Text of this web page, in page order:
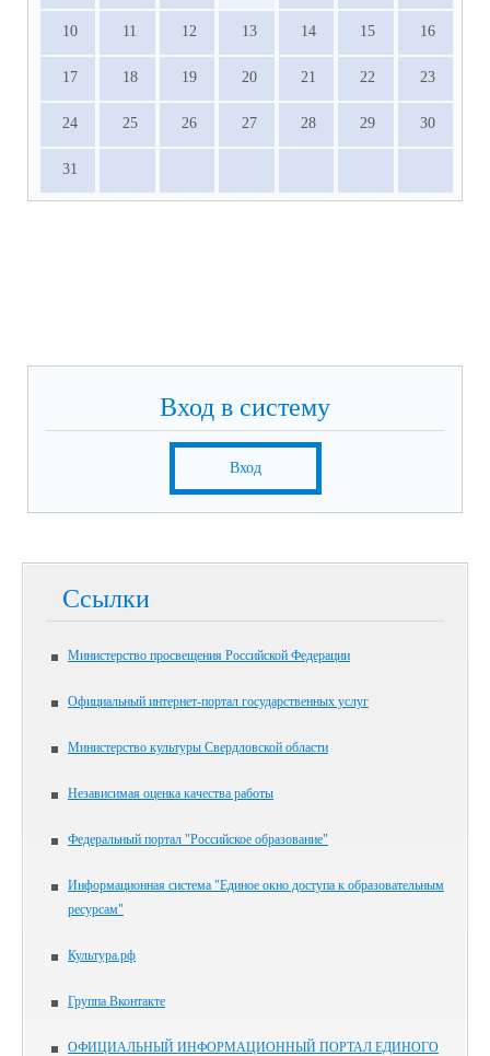
10 11 12 13 14 15 16
17 18 19 20 21 22 23
24 25 26 27 28 29 30
31
Вход в систему
Вход
Ссылки
Министерство просвещения Российской Федерации
Официальный интернет-портал государственных услуг
Министерство культуры Свердловской области
Независимая оценка качества работы
Федеральный портал "Российское образование"
Информационная система "Единое окно доступа к образовательным
ресурсам"
Культура.рф
Группа Вконтакте
ОФИЦИАЛЬНЫЙ ИНФОРМАЦИОННЫЙ ПОРТАЛ ЕДИНОГО